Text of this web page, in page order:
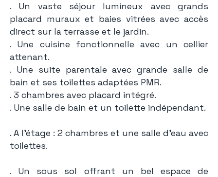
. Un vaste séjour lumineux avec grands
placard muraux et baies vitrées avec accès
direct sur la terrasse et le jardin.
. Une cuisine fonctionnelle avec un cellier
attenant.
. Une suite parentale avec grande salle de
bain et ses toilettes adaptées PMR.
. 3 chambres avec placard intégré.
. Une salle de bain et un toilette indépendant.
. A l'étage : 2 chambres et une salle d'eau avec
toilettes.
. Un sous sol offrant un bel espace de